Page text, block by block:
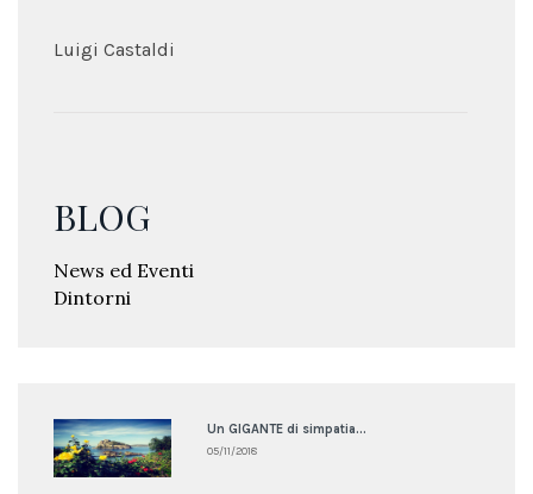
Luigi Castaldi
BLOG
News ed Eventi
Dintorni
Un GIGANTE di simpatia...
05/11/2018